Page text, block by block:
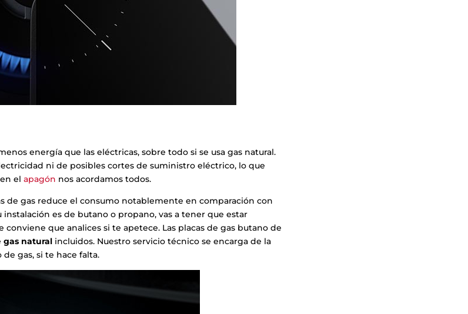
energía que las eléctricas, sobre todo si se usa gas natural.
ni de posibles cortes de suministro eléctrico, lo que
en elapagón nos acordamos todos.
de gas reduce el consumo notablemente en comparación con
es de butano o propano, vas a tener que estar
que analices si te apetece. Las placas de gas butano de
gas natural incluidos. Nuestro servicio técnico se encarga de la
gas, si te hace falta.